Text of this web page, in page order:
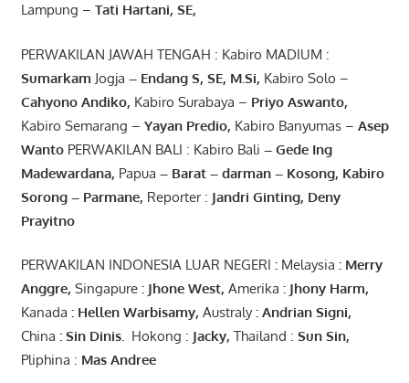
Lampung – Tati Hartani, SE,
PERWAKILAN JAWAH TENGAH : Kabiro MADIUM :
Sumarkam Jogja – EndangS, SE, M.Si, Kabiro Solo –
Cahyono Andiko, Kabiro Surabaya – Priyo Aswanto,
Kabiro Semarang – Yayan Predio, Kabiro Banyumas – Asep
WantoPERWAKILAN BALI : Kabiro Bali – Gede Ing
Madewardana, Papua – Barat – darman– Kosong, Kabiro
Sorong– Parmane, Reporter : Jandri Ginting, Deny
Prayitno
PERWAKILAN INDONESIA LUAR NEGERI : Melaysia : Merry
Anggre, Singapure: JhoneWest, Amerika : JhonyHarm,
Kanada : Hellen Warbisamy, Australy: Andrian Signi,
China : Sin Dinis. Hokong : Jacky, Thailand : Sun Sin,
Pliphina : Mas Andree